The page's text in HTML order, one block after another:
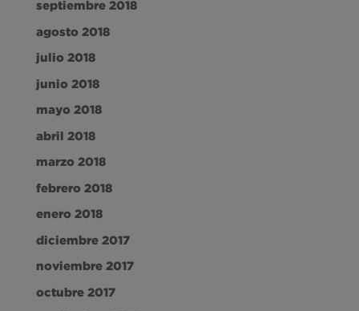
septiembre 2018
agosto 2018
julio 2018
junio 2018
mayo 2018
abril 2018
marzo 2018
febrero 2018
enero 2018
diciembre 2017
noviembre 2017
octubre 2017